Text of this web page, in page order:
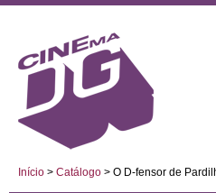
Início > Catálogo > O D-fensor de